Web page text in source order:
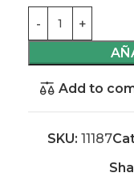
Add to
SKU: 11187